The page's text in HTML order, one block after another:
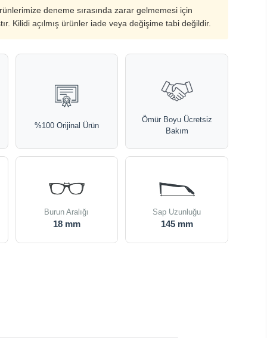
deneme sırasında zarar gelmemesi için
Kilidi açılmış ürünler iade veya değişime tabi değildir.
%100 Orijinal Ürün
Ömür Boyu Ücretsiz
Bakım
Burun Aralığı
18 mm
Sap Uzunluğu
145 mm